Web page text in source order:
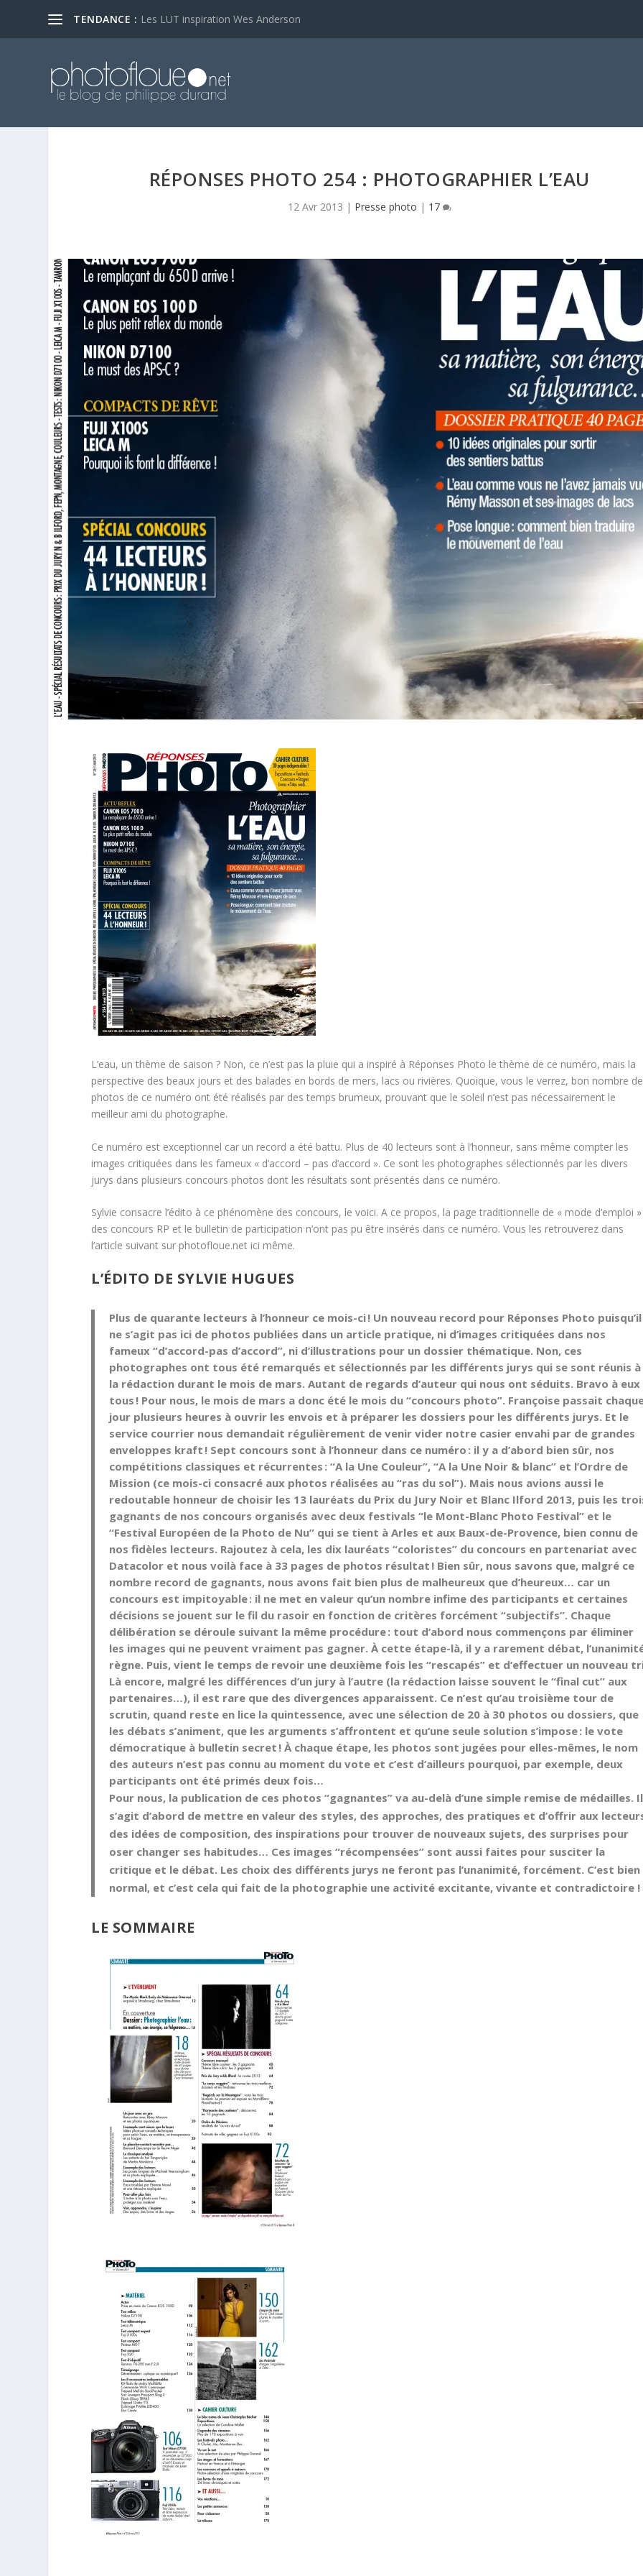
TENDANCE : Les LUT inspiration Wes Anderson
RÉPONSES PHOTO 254 : PHOTOGRAPHIER L’EAU
12 Avr 2013 | Presse photo | 17
L’eau, un thème de saison ? Non, ce n’est pas la pluie qui a inspiré à Réponses Photo le thème de ce numéro, mais la
perspective des beaux jours et des balades en bords de mers, lacs ou rivières. Quoique, vous le verrez, bon nombre de
photos de ce numéro ont été réalisés par des temps brumeux, prouvant que le soleil n’est pas nécessairement le
meilleur ami du photographe.
Ce numéro est exceptionnel car un record a été battu. Plus de 40 lecteurs sont à l’honneur, sans même compter les
images critiquées dans les fameux « d’accord – pas d’accord ». Ce sont les photographes sélectionnés par les divers
jurys dans plusieurs concours photos dont les résultats sont présentés dans ce numéro.
Sylvie consacre l’édito à ce phénomène des concours, le voici. A ce propos, la page traditionnelle de « mode d’emploi »
des concours RP et le bulletin de participation n’ont pas pu être insérés dans ce numéro. Vous les retrouverez dans
l’article suivant sur photofloue.net ici même.
L’ÉDITO DE SYLVIE HUGUES
Plus de quarante lecteurs à l’honneur ce mois-ci ! Un nouveau record pour Réponses Photo puisqu’il
ne s’agit pas ici de photos publiées dans un article pratique, ni d’images critiquées dans nos
fameux “d’accord-pas d’accord”, ni d’illustrations pour un dossier thématique. Non, ces
photographes ont tous été remarqués et sélectionnés par les différents jurys qui se sont réunis à
la rédaction durant le mois de mars. Autant de regards d’auteur qui nous ont séduits. Bravo à eux
tous ! Pour nous, le mois de mars a donc été le mois du “concours photo”. Françoise passait
jour plusieurs heures à ouvrir les envois et à préparer les dossiers pour les différents jurys. Et le
service courrier nous demandait régulièrement de venir vider notre casier envahi par de grandes
enveloppes kraft ! Sept concours sont à l’honneur dans ce numéro : il y a d’abord bien sûr, nos
compétitions classiques et récurrentes : “A la Une Couleur”, “A la Une Noir & blanc” et l’Ordre de
Mission (ce mois-ci consacré aux photos réalisées au “ras du sol”). Mais nous avions aussi le
redoutable honneur de choisir les 13 lauréats du Prix du Jury Noir et Blanc Ilford 2013, puis les
gagnants de nos concours organisés avec deux festivals “le Mont-Blanc Photo Festival” et le
“Festival Européen de la Photo de Nu” qui se tient à Arles et aux Baux-de-Provence, bien connu de
nos fidèles lecteurs. Rajoutez à cela, les dix lauréats “coloristes” du concours en partenariat avec
Datacolor et nous voilà face à 33 pages de photos résultat ! Bien sûr, nous savons que, malgré ce
nombre record de gagnants, nous avons fait bien plus de malheureux que d’heureux… car un
concours est impitoyable : il ne met en valeur qu’un nombre infime des participants et certaines
décisions se jouent sur le fil du rasoir en fonction de critères forcément “subjectifs”. Chaque
délibération se déroule suivant la même procédure : tout d’abord nous commençons par éliminer
les images qui ne peuvent vraiment pas gagner. À cette étape-là, il y a rarement débat,
règne. Puis, vient le temps de revoir une deuxième fois les “rescapés” et d’effectuer un nouveau
Là encore, malgré les différences d’un jury à l’autre (la rédaction laisse souvent le “final cut” aux
partenaires…), il est rare que des divergences apparaissent. Ce n’est qu’au troisième tour de
scrutin, quand reste en lice la quintessence, avec une sélection de 20 à 30 photos ou dossiers, que
les débats s’animent, que les arguments s’affrontent et qu’une seule solution s’impose : le vote
démocratique à bulletin secret ! À chaque étape, les photos sont jugées pour elles-mêmes, le nom
des auteurs n’est pas connu au moment du vote et c’est d’ailleurs pourquoi, par exemple, deux
participants ont été primés deux fois…
Pour nous, la publication de ces photos “gagnantes” va au-delà d’une simple remise de médailles. Il
s’agit d’abord de mettre en valeur des styles, des approches, des pratiques et d’offrir aux
des idées de composition, des inspirations pour trouver de nouveaux sujets, des surprises pour
oser changer ses habitudes… Ces images “récompensées” sont aussi faites pour susciter la
critique et le débat. Les choix des différents jurys ne feront pas l’unanimité, forcément. C’est bien
normal, et c’est cela qui fait de la photographie une activité excitante, vivante et contradictoire !
LE SOMMAIRE